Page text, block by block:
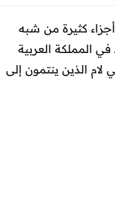
كثيرة من شبه
المملكة العربية
الذين ينتمون إلى